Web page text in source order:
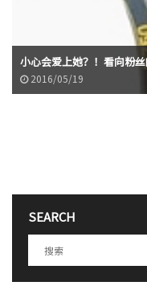
小心会爱上她？！看向粉
2016/05/19
SEARCH